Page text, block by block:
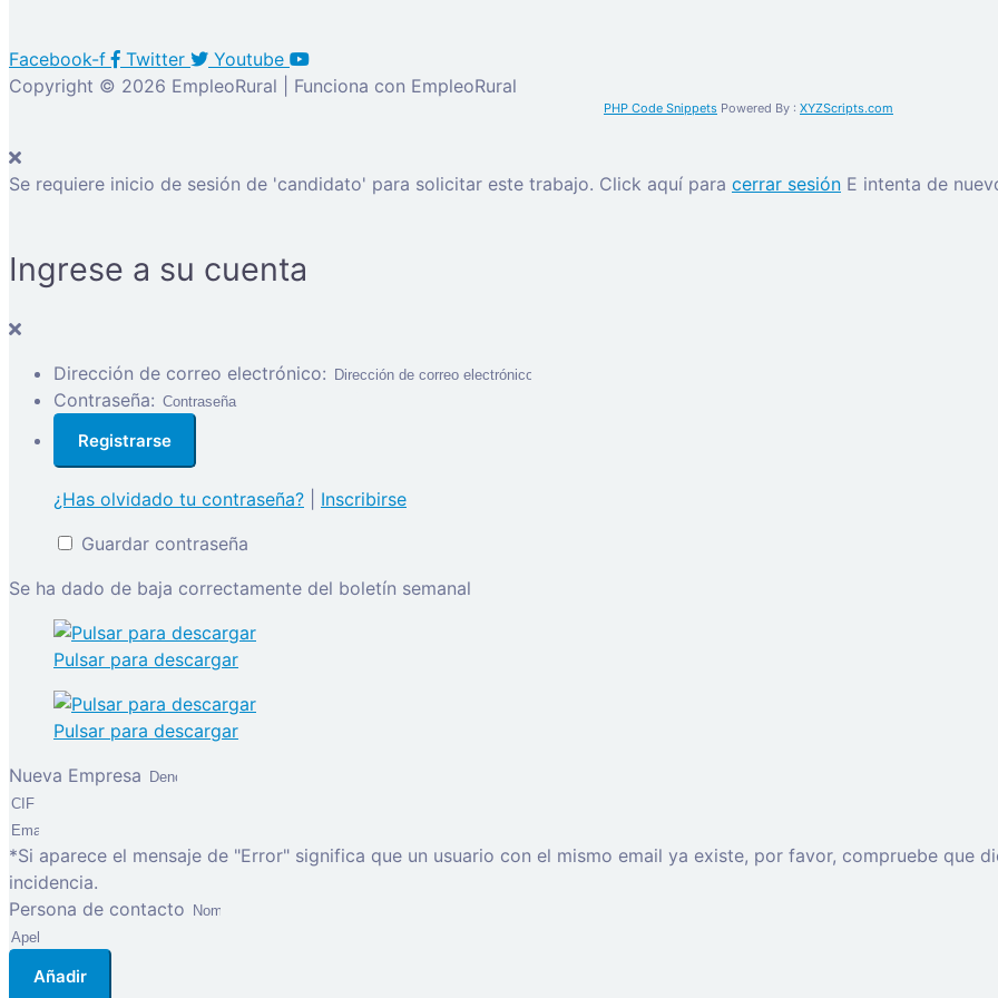
Facebook-f Twitter
Youtube
Copyright © 2026 EmpleoRural | Funciona con EmpleoRural
PHP Code Snippets Powered By : XYZScripts.com
Se requiere inicio de sesión de 'candidato' para solicitar este trabajo. Click aquí para cerrar sesión E intenta de
Ingrese a su cuenta
Dirección de correo electrónico:
Contraseña:
¿Has olvidado tu contraseña?
Inscribirse
Guardar contraseña
Se ha dado de baja correctamente del boletín semanal
Pulsar para descargar
Pulsar para descargar
Nueva Empresa
*Si aparece el mensaje de "Error" significa que un usuario con el mismo email ya existe, por favor, compruebe que
incidencia.
Persona de contacto
Añadir